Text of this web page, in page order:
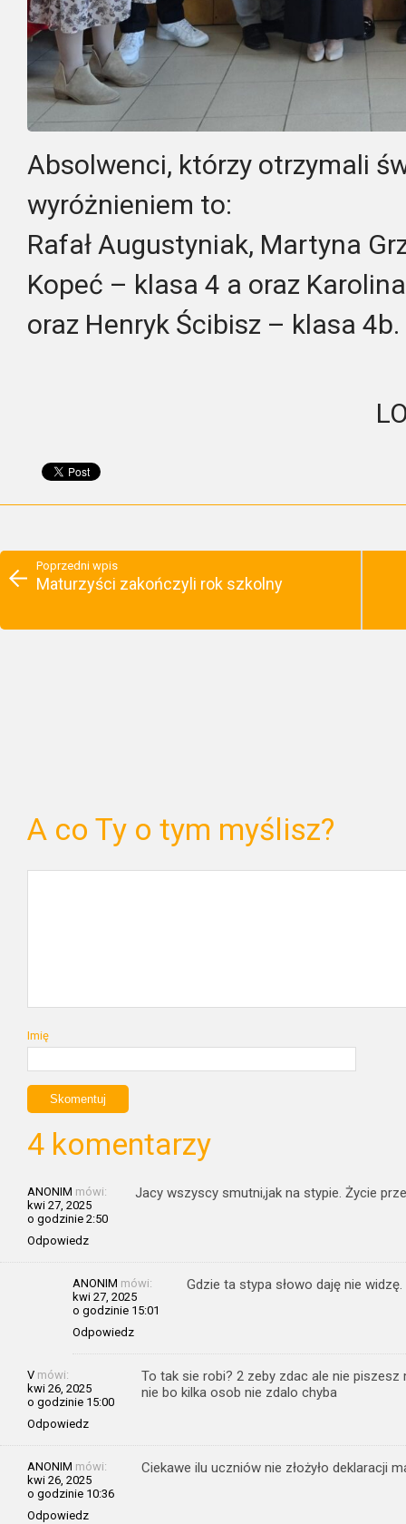
Absolwenci, którzy otrzymali
wyróżnieniem to:
Rafał Augustyniak, Martyna
Kopeć – klasa 4 a oraz
oraz Henryk Ścibisz – klasa 4b.
Poprzedni wpis
Maturzyści zakończyli rok szkolny
A co Ty o tym myślisz?
Imię
4 komentarzy
ANONIM mówi:
kwi 27, 2025
o godzinie 2:50
Odpowiedz
Jacy wszyscy smutni,jak na stypie. Życie
ANONIM mówi:
kwi 27, 2025
o godzinie 15:01
Odpowiedz
Gdzie ta stypa słowo daję nie widzę.
V mówi:
kwi 26, 2025
o godzinie 15:00
Odpowiedz
To tak sie robi? 2 zeby zdac ale nie
nie bo kilka osob nie zdalo chyba
ANONIM mówi:
kwi 26, 2025
o godzinie 10:36
Odpowiedz
Ciekawe ilu uczniów nie złożyło deklaracji